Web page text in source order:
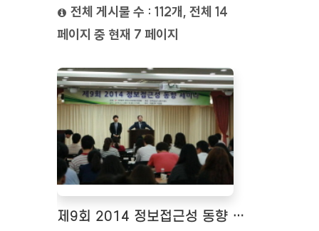
전체 게시물 수 : 112개, 전체 14
페이지 중 현재 7 페이지
제9회 2014 정보접근성 동향 세미나